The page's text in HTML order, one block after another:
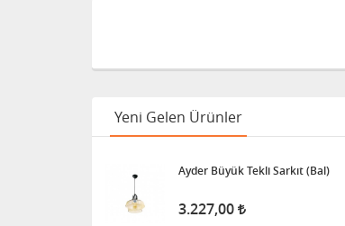
Yeni Gelen Ürünler
Ayder Büyük Tekli Sarkıt (Bal)
3.227,00